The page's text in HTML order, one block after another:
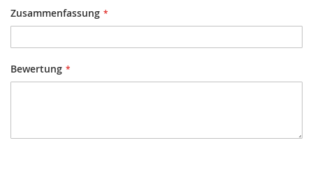
Zusammenfassung
Bewertung